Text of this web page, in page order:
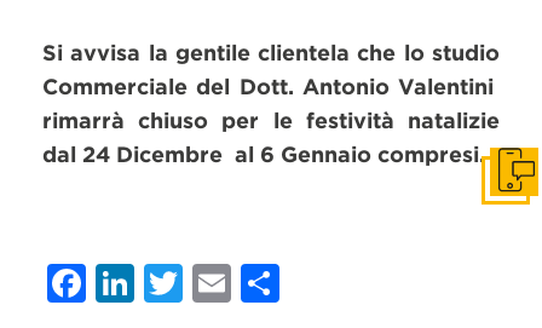
Si avvisa la gentile clientela che lo studio
Commerciale del Dott. Antonio Valentini
rimarrà chiuso per le festività natalizie
dal 24 Dicembre al 6 Gennaio compresi.
Facebook
LinkedIn
Twitter
Email
Get